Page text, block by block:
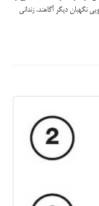
نگهبان دیگر آگاهند. زندانی